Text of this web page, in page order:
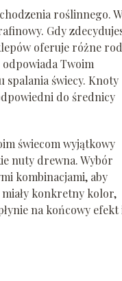
roślinnego.
Gdy
oferuje różne
Twoim
świecy. Knoty
do średnicy
świecom wyjątkowy
nuty drewna. Wybór
kombinacjami, aby
miały konkretny kolor,
na końcowy efekt